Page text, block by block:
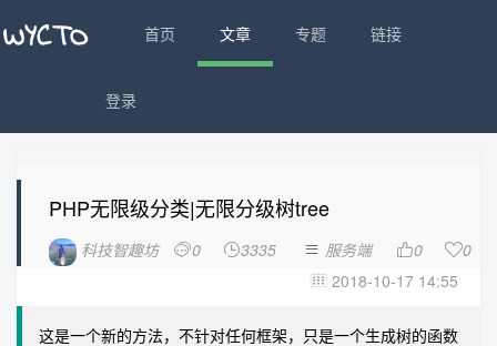
首页 文章 专题 链接
登录
PHP无限级分类|无限分级树tree
科技智趣坊 0 3335  服务端 0 0
 2018-10-17 14:55
这是一个新的方法，不针对任何框架，只是一个生成树的函数